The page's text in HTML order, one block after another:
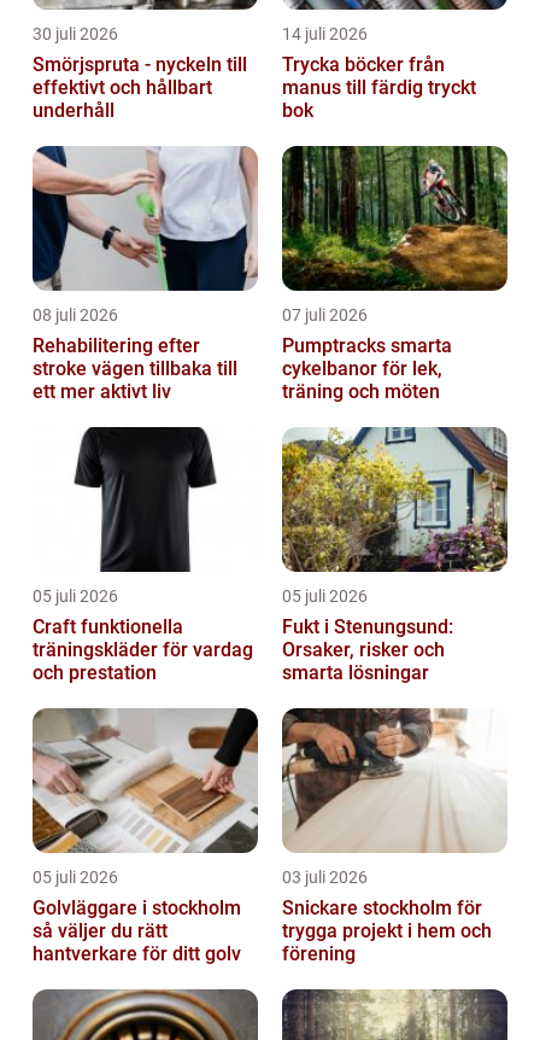
30 juli 2026
Smörjspruta - nyckeln till
effektivt och hållbart
underhåll
14 juli 2026
Trycka böcker från
manus till färdig tryckt
bok
08 juli 2026
Rehabilitering efter
stroke vägen tillbaka till
ett mer aktivt liv
07 juli 2026
Pumptracks smarta
cykelbanor för lek,
träning och möten
05 juli 2026
Craft funktionella
träningskläder för vardag
och prestation
05 juli 2026
Fukt i Stenungsund:
Orsaker, risker och
smarta lösningar
05 juli 2026
Golvläggare i stockholm
så väljer du rätt
hantverkare för ditt golv
03 juli 2026
Snickare stockholm för
trygga projekt i hem och
förening